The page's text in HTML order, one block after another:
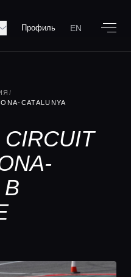
Профиль EN
/
CATALUNYA
В